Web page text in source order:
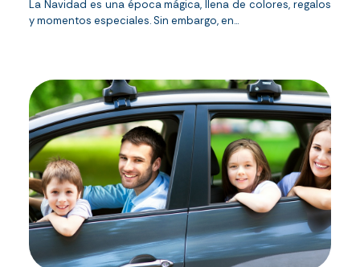
La Navidad es una época mágica, llena de colores, regalos
y momentos especiales. Sin embargo, en...